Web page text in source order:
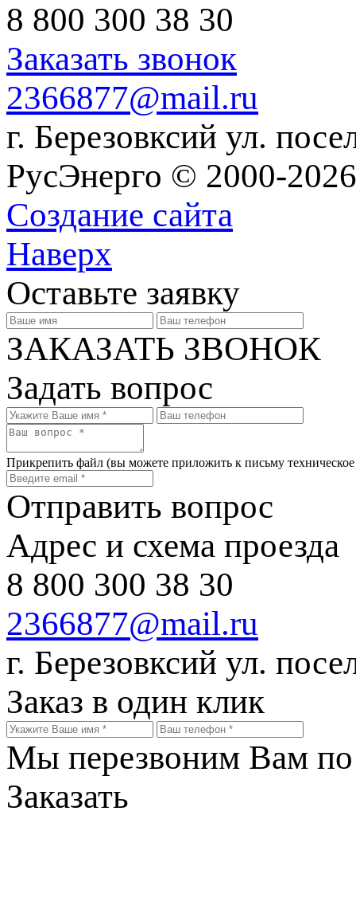
8 800 300 38 30
Заказать звонок
2366877@mail.ru
г. Березовксий ул.
РусЭнерго © 2000-
Создание сайта
Наверх
Оставьте заявку
ЗАКАЗАТЬ ЗВОНОК
Задать вопрос
Прикрепить файл (вы можете приложить к письму
Отправить вопрос
Адрес и схема проезда
8 800 300 38 30
2366877@mail.ru
г. Березовксий ул.
Заказ в один клик
Мы перезвоним Вам по
Заказать